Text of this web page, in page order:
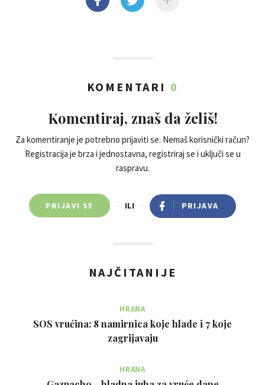
KOMENTARI 0
Komentiraj, znaš da želiš!
Za komentiranje je potrebno prijaviti se. Nemaš korisnički račun?
Registracija je brza i jednostavna, registriraj se i uključi se u
raspravu.
PRIJAVI SE ILI PRIJAVA
NAJČITANIJE
HRANA
SOS vrućina: 8 namirnica koje hlade i 7 koje
zagrijavaju
HRANA